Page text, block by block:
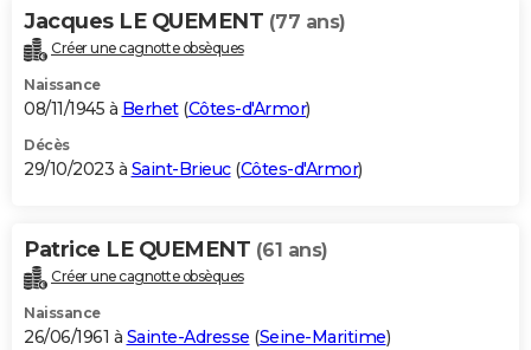
Jacques LE QUEMENT (77 ans)
Créer une cagnotte obsèques
Naissance
08/11/1945 à Berhet(Côtes-d'Armor)
Décès
29/10/2023 à Saint-Brieuc(Côtes-d'Armor)
Patrice LE QUEMENT (61 ans)
Créer une cagnotte obsèques
Naissance
26/06/1961 à Sainte-Adresse (Seine-Maritime)